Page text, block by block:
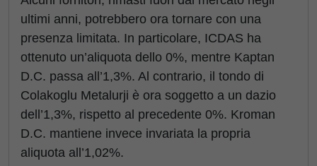
ultimi anni, potrebbero ora tornare con una
presenza limitata. In particolare, ICDAS ha
ottenuto un’aliquota dello 0%, mentre Kaptan
D.C. passa all’1,3%. Al contrario, il tondo di
Colakoglu Metalurji è ora soggetto a un dazio
dell’1,3%, rispetto al precedente 0%. Kroman
D.C. mantiene invece invariata la propria
aliquota all’1,02%.